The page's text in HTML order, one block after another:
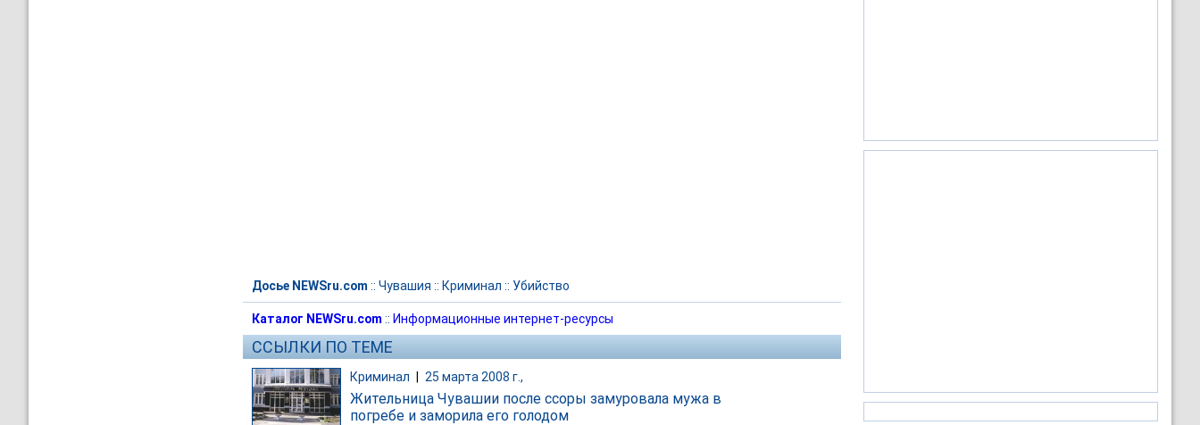
Досье NEWSru.com :: Чувашия :: Криминал :: Убийство
Каталог NEWSru.com :: Информационные интернет-ресурсы
ССЫЛКИ ПО ТЕМЕ
Криминал 25 марта 2008 г.,
Жительница Чувашии после ссоры замуровала мужа в
погребе и заморила его голодом